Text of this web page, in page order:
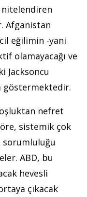
nitelendiren
Afganistan
eğilimin -yani
olamayacağı ve
Jacksoncu
göstermektedir.
nefret
sistemik çok
ABD, bu
hevesli
çıkacak